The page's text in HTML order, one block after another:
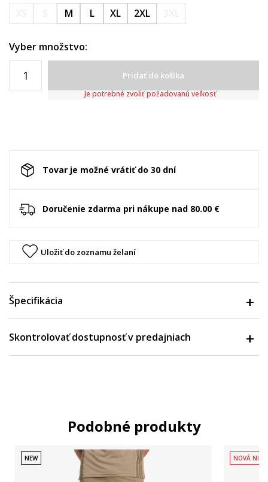
M L XL 2XL
Vyber množstvo:
Pridať do košíka
Je potrebné zvoliť požadovanú veľkosť
Tovar je možné vrátiť do 30 dní
Doručenie zdarma pri nákupe nad 80.00 €
Uložiť do zoznamu želaní
Špecifikácia
Skontrolovať dostupnosť v predajniach
Podobné produkty
NEW NOVÁ